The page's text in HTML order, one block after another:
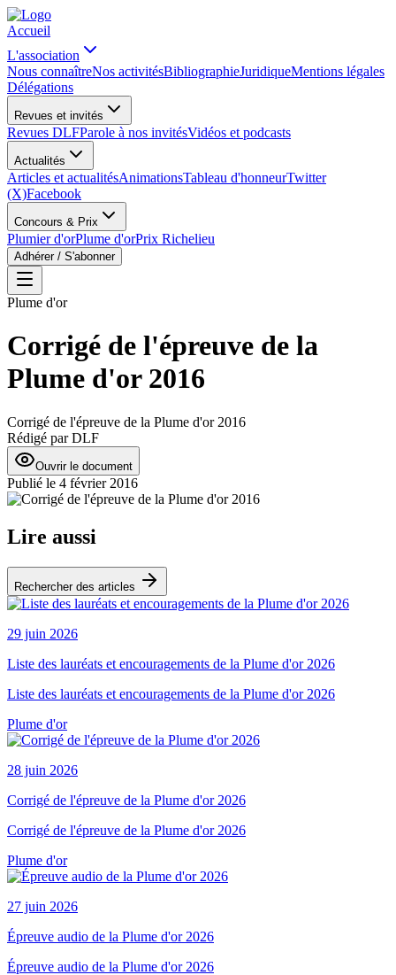
Accueil
L'association
Nous connaîtreNos activitésBibliographieJuridiqueMentions légales
Délégations
Revues et invités
Revues DLFParole à nos invitésVidéos et podcasts
Actualités
Articles et actualitésAnimationsTableau d'honneurTwitter
(X)Facebook
Concours & Prix
Plumier d'orPlume d'orPrix Richelieu
Adhérer / S'abonner
Plume d'or
Corrigé de l'épreuve de la
Plume d'or 2016
Corrigé de l'épreuve de la Plume d'or 2016
Rédigé parDLF
Ouvrir le document
Publié le 4 février 2016
Lire aussi
Rechercher des articles
29 juin 2026
Liste des lauréats et encouragements de la Plume d'or 2026
Liste des lauréats et encouragements de la Plume d'or 2026
Plume d'or
28 juin 2026
Corrigé de l'épreuve de la Plume d'or 2026
Corrigé de l'épreuve de la Plume d'or 2026
Plume d'or
27 juin 2026
Épreuve audio de la Plume d'or 2026
Épreuve audio de la Plume d'or 2026